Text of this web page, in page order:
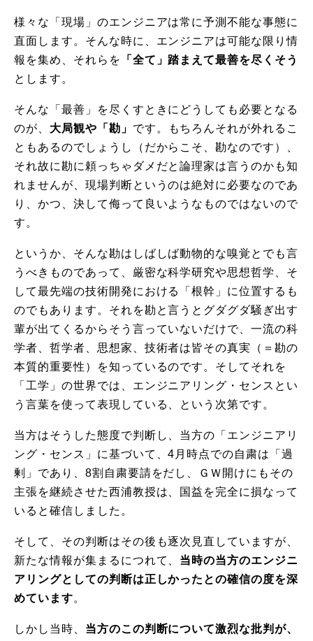
様々な「現場」のエンジニアは常に予測不能な事態に
直面します。そんな時に、エンジニアは可能な限り情
報を集め、それらを 「全て」踏まえて最善を尽くそう
とします。
そんな「最善」を尽くすときにどうしても必要となる
のが、 大局観や「勘」 です。もちろんそれが外れるこ
ともあるのでしょうし（だからこそ、勘なのです）、
それ故に勘に頼っちゃダメだと論理家は言うのかも知
れませんが、現場判断というのは絶対に必要なのであ
り、かつ、決して侮って良いようなものではないので
す。
というか、 そんな勘はしばしば動物的な嗅覚とでも言
うべきものであって、 厳密な科学研究や思想哲学、そ
して最先端の技術開発における「根幹」に位置するも
のでもあります。 それを勘と言うとグダグダ騒ぎ出す
輩が出てくるからそう言っていないだけで、一流の科
学者、哲学者、思想家、 技術者は皆その真実（＝勘の
本質的重要性）を知っているのです。 そしてそれを
「工学」の世界では、エンジニアリング・ センスとい
う言葉を使って表現している、という次第です。
当方はそうした態度で判断し、当方の「エンジニアリ
ング・センス」に基づいて、4月時点での自粛は「過
剰」であり、8割自粛要請をだし、ＧＷ開けにもその
主張を継続させた西浦教授は、国益を完全に損なって
いると確信しました。
そして、その判断はその後も逐次見直していますが、
新たな情報が集まるにつれて、 当時の当方のエンジニ
アリングとしての判断は正しかったとの確信の度を深
めています。
しかし当時、 当方のこの判断について激烈な批判が、